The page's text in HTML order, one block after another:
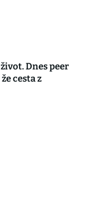
Dnes peer
cesta z